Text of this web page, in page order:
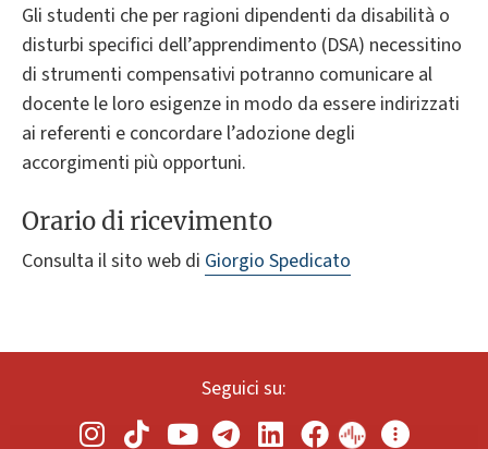
Gli studenti che per ragioni dipendenti da disabilità o
disturbi specifici dell’apprendimento (DSA) necessitino
di strumenti compensativi potranno comunicare al
docente le loro esigenze in modo da essere indirizzati
ai referenti e concordare l’adozione degli
accorgimenti più opportuni.
Orario di ricevimento
Consulta il sito web di Giorgio Spedicato
Seguici su: